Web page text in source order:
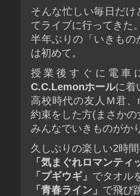
そんな忙しい毎日だ
てライブに行ってきた。
半年ぶりの「いきも
は初めて。
授業後すぐに電車
C.C.Lemonホールに着
高校時代の友人Ｍ君
約束をした方(まさかの
みんなでいきものがか
久しぶりの楽しい2時
「気まぐれロマンティ
「プギウギ」 でタオル
「青春ライン」 で飛び